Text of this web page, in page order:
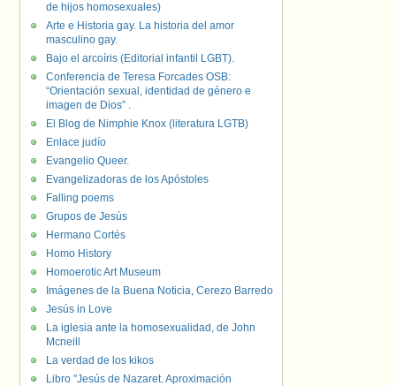
de hijos homosexuales)
Arte e Historia gay. La historia del amor
masculino gay.
Bajo el arcoíris (Editorial infantil LGBT).
Conferencia de Teresa Forcades OSB:
“Orientación sexual, identidad de género e
imagen de Dios” .
El Blog de Nimphie Knox (literatura LGTB)
Enlace judío
Evangelio Queer.
Evangelizadoras de los Apóstoles
Falling poems
Grupos de Jesús
Hermano Cortés
Homo History
Homoerotic Art Museum
Imágenes de la Buena Noticia, Cerezo Barredo
Jesús in Love
La iglesia ante la homosexualidad, de John
Mcneill
La verdad de los kikos
Libro "Jesús de Nazaret. Aproximación